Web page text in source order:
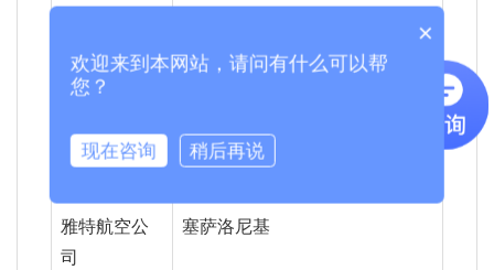
始）
亚美尼亚
Aircompany
季节宪章： 埃里温
ASL法国航
空公司
季节宪章： 曼彻斯特
雅特航空公
司
塞萨洛尼基
×
欢迎来到本网站，请问有什么可以帮
您？
现在咨询 稍后再说